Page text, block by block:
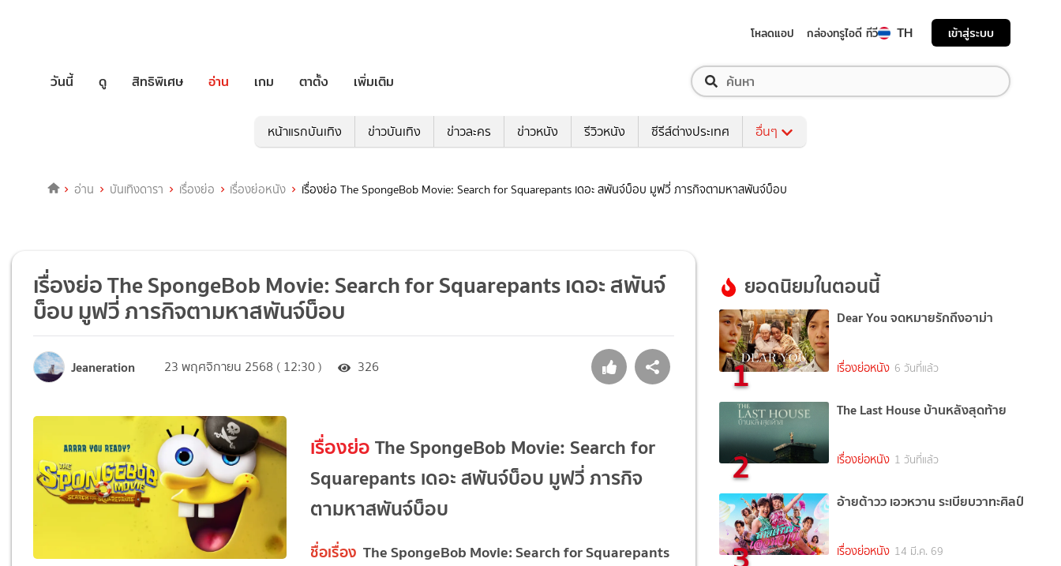
โหลดแอป กล่องทรูไอดี ทีวี TH เข้าสู่ระบบ
วันนี้ ดู สิทธิพิเศษ อ่าน เกม ตาตั้ง เพิ่มเติม
หน้าแรกบันเทิง ข่าวบันเทิง ข่าวละคร ข่าวหนัง รีวิวหนัง ซีรีส์ต่างประเทศ อื่นๆ
อ่าน บันเทิงดารา เรื่องย่อ เรื่องย่อหนัง เรื่องย่อ The SpongeBob Movie: Search for Squarepants เดอะ สพันจ์บ็อบ มูฟวี่ ภารกิจตามหาสพันจ์บ็อบ
เรื่องย่อ The SpongeBob Movie: Search for Squarepants เดอะ สพันจ์
บ็อบ มูฟวี่ ภารกิจตามหาสพันจ์บ็อบ
Jeaneration 23 พฤศจิกายน 2568 ( 12:30 ) 326
เรื่องย่อThe SpongeBob Movie: Search for
Squarepants เดอะ สพันจ์บ็อบ มูฟวี่ ภารกิจ
ตามหาสพันจ์บ็อบ
ชื่อเรื่อง The SpongeBob Movie: Search for Squarepants
ยอดนิยมในตอนนี้
1
Dear You จดหมายรักถึงอาม่า
เรื่องย่อหนัง 6 วันที่แล้ว
2
The Last House บ้านหลังสุดท้าย
เรื่องย่อหนัง 1 วันที่แล้ว
อ้ายต้าวว เอวหวาน ระเบียบวาทะศิลป์
เรื่องย่อหนัง 14 มี.ค. 69